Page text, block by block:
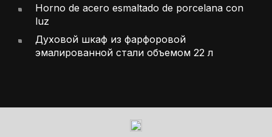
Horno de acero esmaltado de porcelana con
luz
Духовой шкаф из фарфоровой
эмалированной стали объемом 22 л